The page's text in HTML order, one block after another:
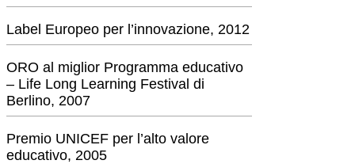
Label Europeo per l’innovazione, 2012
ORO al miglior Programma educativo
– Life Long Learning Festival di
Berlino, 2007
Premio UNICEF per l’alto valore
educativo, 2005